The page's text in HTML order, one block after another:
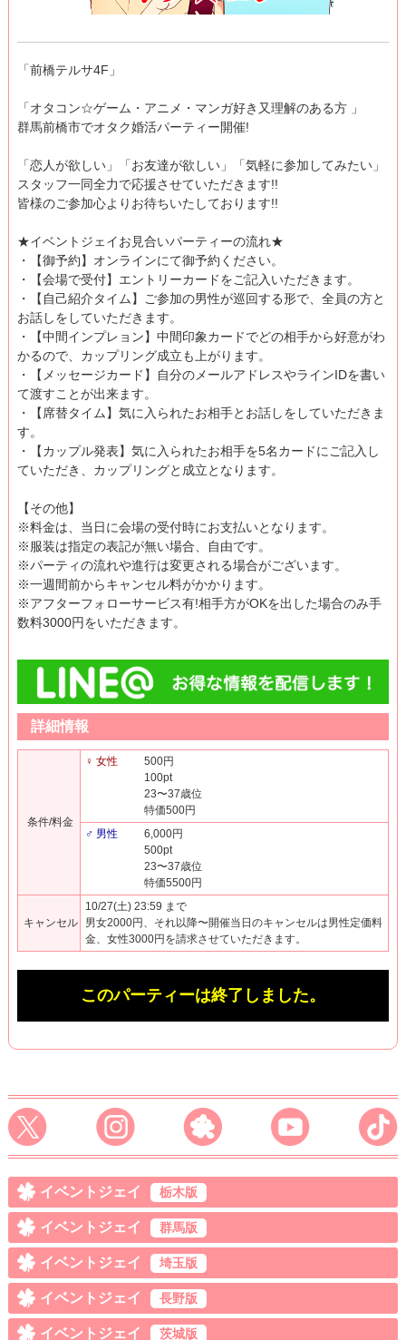
「前橋テルサ4F」
「オタコン☆ゲーム・アニメ・マンガ好き又理解のある方 」
群馬前橋市でオタク婚活パーティー開催!
「恋人が欲しい」「お友達が欲しい」「気軽に参加してみたい」
スタッフ一同全力で応援させていただきます!!
皆様のご参加心よりお待ちいたしております!!
★イベントジェイお見合いパーティーの流れ★
・【御予約】オンラインにて御予約ください。
・【会場で受付】エントリーカードをご記入いただきます。
・【自己紹介タイム】ご参加の男性が巡回する形で、全員の方と
お話しをしていただきます。
・【中間インプレョン】中間印象カードでどの相手から好意がわ
かるので、カップリング成立も上がります。
・【メッセージカード】自分のメールアドレスやラインIDを書い
て渡すことが出来ます。
・【席替タイム】気に入られたお相手とお話しをしていただきま
す。
・【カップル発表】気に入られたお相手を5名カードにご記入し
ていただき、カップリングと成立となります。
【その他】
※料金は、当日に会場の受付時にお支払いとなります。
※服装は指定の表記が無い場合、自由です。
※パーティの流れや進行は変更される場合がございます。
※一週間前からキャンセル料がかかります。
※アフターフォローサービス有!相手方がOKを出した場合のみ手
数料3000円をいただきます。
詳細情報
条件/料金
♀ 女性
500円
100pt
23〜37歳位
特価500円
♂ 男性
6,000円
500pt
23〜37歳位
特価5500円
キャンセル
10/27(土) 23:59 まで
男女2000円、それ以降〜開催当日のキャンセルは男性定価料
金、女性3000円を請求させていただきます。
このパーティーは終了しました。
イベントジェイ 栃木版
イベントジェイ 群馬版
イベントジェイ 埼玉版
イベントジェイ 長野版
イベントジェイ 茨城版